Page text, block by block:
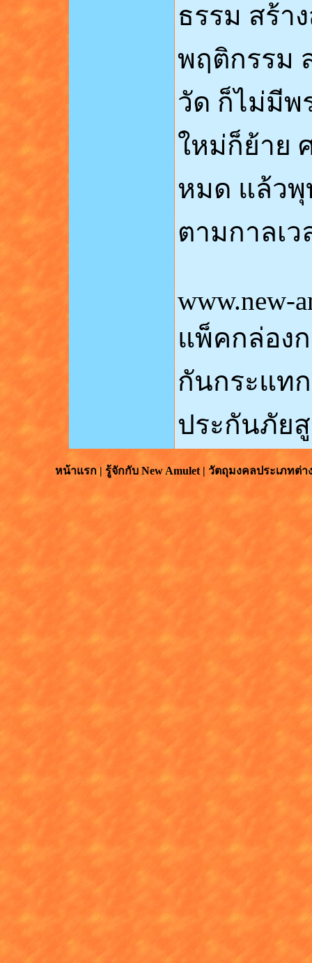
ธรรม สร้า
พฤติกรรม
วัด ก็ไม่มีพ
ใหม่ก็ย้าย
หมด แล้วพุ
ตามกาลเว
www.new-
แพ็คกล่อง
กันกระแท
ประกันภัย
หน้าแรก | รู้จักกับ New Amulet | วัตถุมงคลประเภทต่า